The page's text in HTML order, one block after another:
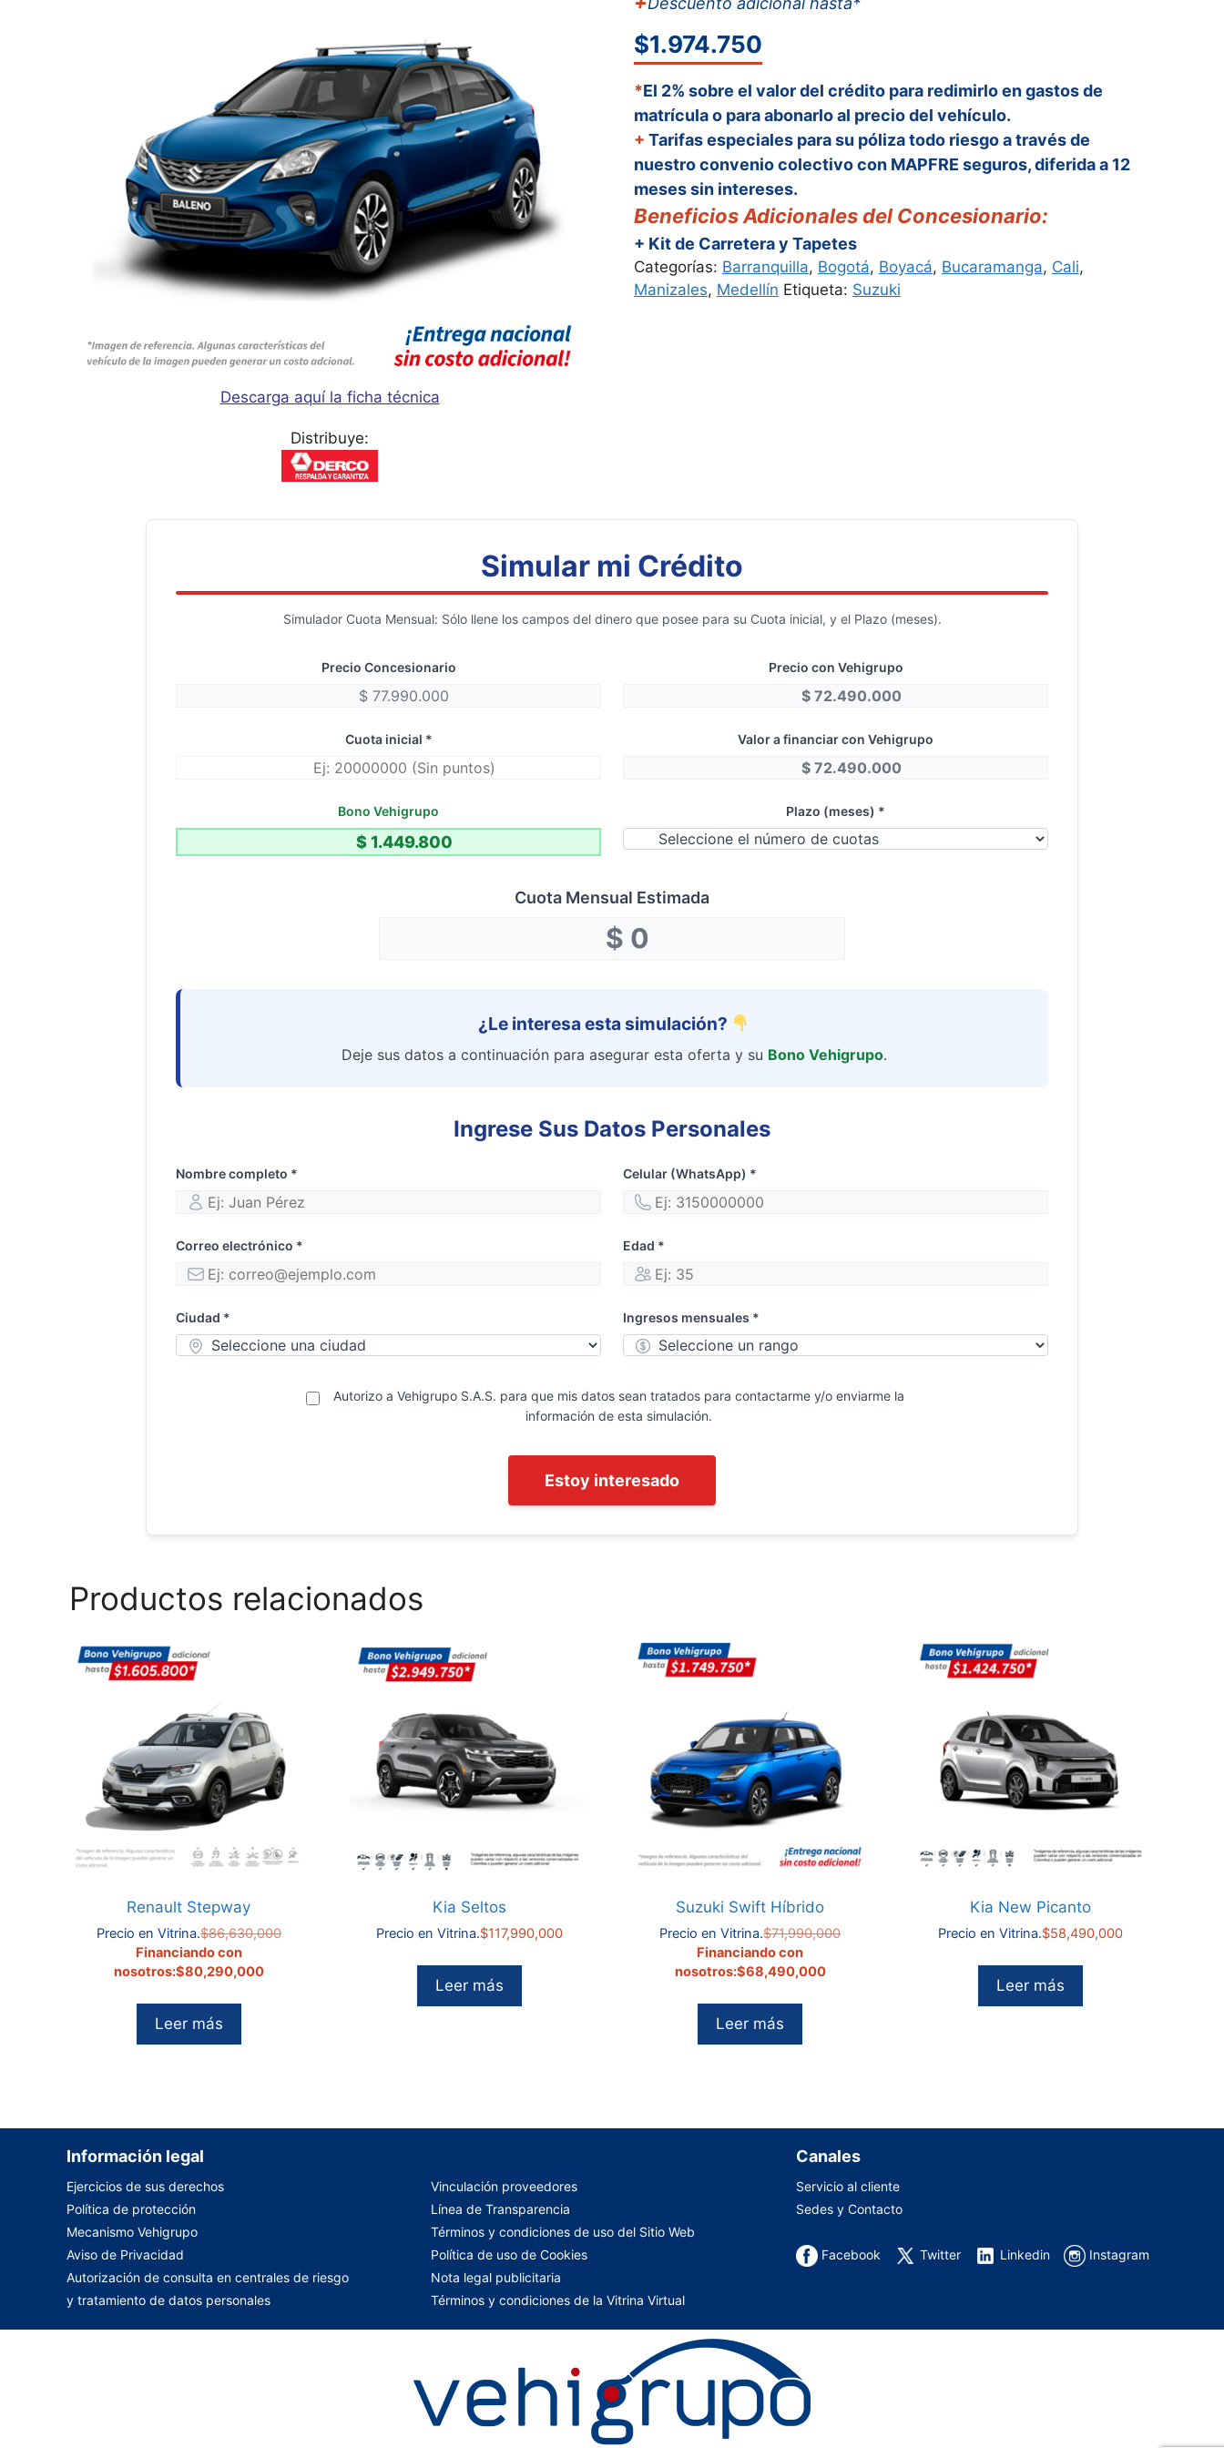
Descarga aquí la ficha técnica
Distribuye:
$77,990,000.$72,490,000.
$1.974.750
*El 2% sobre el valor del crédito para redimirlo en gastos de
matrícula o para abonarlo al precio del vehículo.
+ Tarifas especiales para su póliza todo riesgo a través de
nuestro convenio colectivo con MAPFRE seguros, diferida a 12
meses sin intereses.
Beneficios Adicionales del Concesionario:
+ Kit de Carretera y Tapetes
Categorías: Barranquilla, Bogotá, Boyacá, Bucaramanga, Cali,
Manizales, Medellín Etiqueta: Suzuki
Simular mi Crédito
Simulador Cuota Mensual: Sólo llene los campos del dinero que posee para su Cuota inicial, y el Plazo (meses).
Precio Concesionario Precio con Vehigrupo
Cuota inicial * Valor a financiar con Vehigrupo
Bono Vehigrupo Plazo (meses) *
Cuota Mensual Estimada
¿Le interesa esta simulación?
Deje sus datos a continuación para asegurar esta oferta y su Bono Vehigrupo.
Ingrese Sus Datos Personales
Nombre completo * Celular (WhatsApp) *
Correo electrónico * Edad *
Ciudad * Ingresos mensuales *
Autorizo a Vehigrupo S.A.S. para que mis datos sean tratados para contactarme y/o enviarme la
información de esta simulación.
Estoy interesado
Productos relacionados
Renault Stepway
Precio en Vitrina.$86,630,000El
Financiando con
nosotros:$80,290,000
Leer más
Kia Seltos
Precio en Vitrina.$117,990,000
Leer más
Suzuki Swift Híbrido
Precio en Vitrina.$71,990,000El
Financiando con
nosotros:$68,490,000
Leer más
Kia New Picanto
Precio en Vitrina.$58,490,000
Leer más
Información legal
Ejercicios de sus derechos
Política de protección
Mecanismo Vehigrupo
Aviso de Privacidad
Autorización de consulta en centrales de riesgo
y tratamiento de datos personales
Vinculación proveedores
Línea de Transparencia
Términos y condiciones de uso del Sitio Web
Política de uso de Cookies
Nota legal publicitaria
Términos y condiciones de la Vitrina Virtual
Canales
Servicio al cliente
Sedes y Contacto
Facebook Twitter Linkedin Instagram